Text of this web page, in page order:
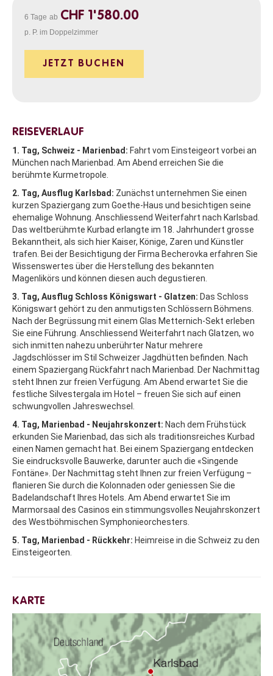
6 Tage ab CHF 1'580.00
p. P. im Doppelzimmer
JETZT BUCHEN
REISEVERLAUF
1. Tag, Schweiz - Marienbad: Fahrt vom Einsteigeort vorbei an
München nach Marienbad. Am Abend erreichen Sie die
berühmte Kurmetropole.
2. Tag, Ausflug Karlsbad: Zunächst unternehmen Sie einen
kurzen Spaziergang zum Goethe-Haus und besichtigen seine
ehemalige Wohnung. Anschliessend Weiterfahrt nach Karlsbad.
Das weltberühmte Kurbad erlangte im 18. Jahrhundert grosse
Bekanntheit, als sich hier Kaiser, Könige, Zaren und Künstler
trafen. Bei der Besichtigung der Firma Becherovka erfahren Sie
Wissenswertes über die Herstellung des bekannten
Magenlikörs und können diesen auch degustieren.
3. Tag, Ausflug Schloss Königswart - Glatzen: Das Schloss
Königswart gehört zu den anmutigsten Schlössern Böhmens.
Nach der Begrüssung mit einem Glas Metternich-Sekt erleben
Sie eine Führung. Anschliessend Weiterfahrt nach Glatzen, wo
sich inmitten nahezu unberührter Natur mehrere
Jagdschlösser im Stil Schweizer Jagdhütten befinden. Nach
einem Spaziergang Rückfahrt nach Marienbad. Der Nachmittag
steht Ihnen zur freien Verfügung. Am Abend erwartet Sie die
festliche Silvestergala im Hotel – freuen Sie sich auf einen
schwungvollen Jahreswechsel.
4. Tag, Marienbad - Neujahrskonzert: Nach dem Frühstück
erkunden Sie Marienbad, das sich als traditionsreiches Kurbad
einen Namen gemacht hat. Bei einem Spaziergang entdecken
Sie eindrucksvolle Bauwerke, darunter auch die «Singende
Fontäne». Der Nachmittag steht Ihnen zur freien Verfügung –
flanieren Sie durch die Kolonnaden oder geniessen Sie die
Badelandschaft Ihres Hotels. Am Abend erwartet Sie im
Marmorsaal des Casinos ein stimmungsvolles Neujahrskonzert
des Westböhmischen Symphonieorchesters.
5. Tag, Marienbad - Rückkehr: Heimreise in die Schweiz zu den
Einsteigeorten.
KARTE